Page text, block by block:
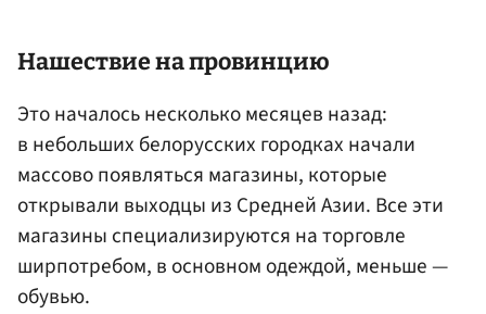
Нашествие на провинцию
Это началось несколько месяцев назад:
в небольших белорусских городках начали
массово появляться магазины, которые
открывали выходцы из Средней Азии. Все эти
магазины специализируются на торговле
ширпотребом, в основном одеждой, меньше —
обувью.